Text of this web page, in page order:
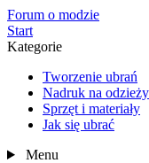
Forum o modzie
Start
Kategorie
Tworzenie ubrań
Nadruk na odzieży
Sprzęt i materiały
Jak się ubrać
Menu